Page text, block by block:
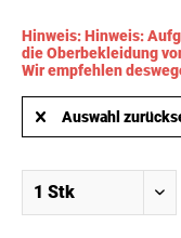
Hinweis: Hinweis:
die Oberbekleidung
Wir empfehlen
Auswahl